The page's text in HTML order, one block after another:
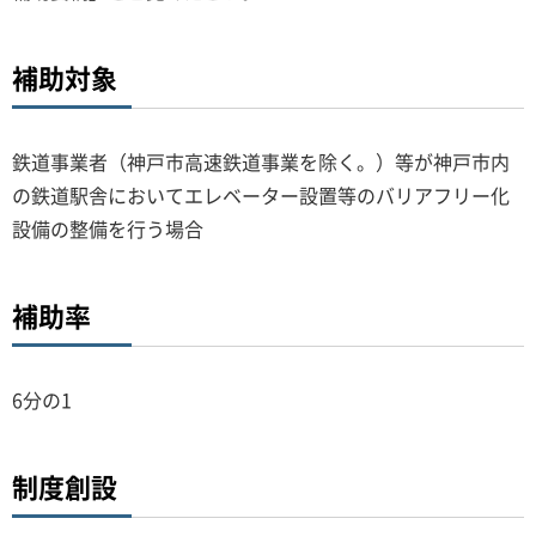
補助対象
鉄道事業者（神戸市高速鉄道事業を除く。）等が神戸市内
の鉄道駅舎においてエレベーター設置等のバリアフリー化
設備の整備を行う場合
補助率
6分の1
制度創設